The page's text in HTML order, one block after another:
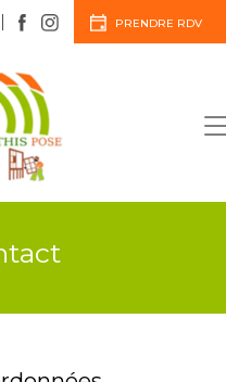
PRENDRE RDV